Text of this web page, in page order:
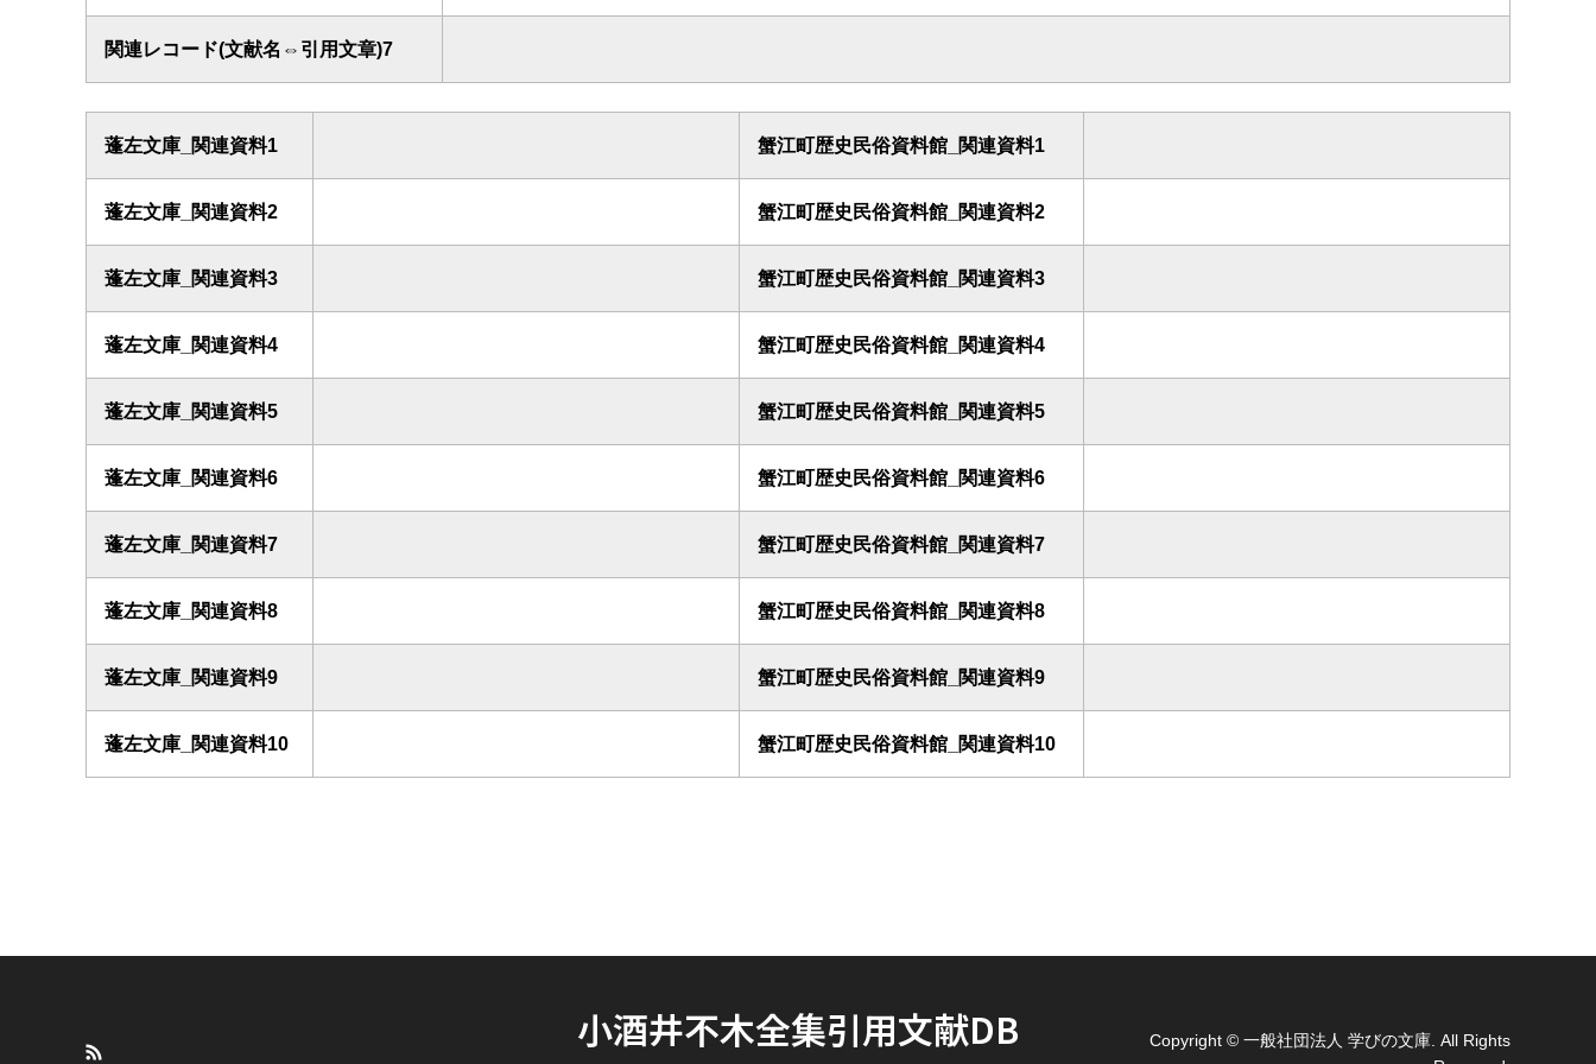
関連レコード(文献名⇔引用文章)7
蓬左文庫_関連資料1 蟹江町歴史民俗資料館_関連資料1
蓬左文庫_関連資料2 蟹江町歴史民俗資料館_関連資料2
蓬左文庫_関連資料3 蟹江町歴史民俗資料館_関連資料3
蓬左文庫_関連資料4 蟹江町歴史民俗資料館_関連資料4
蓬左文庫_関連資料5 蟹江町歴史民俗資料館_関連資料5
蓬左文庫_関連資料6 蟹江町歴史民俗資料館_関連資料6
蓬左文庫_関連資料7 蟹江町歴史民俗資料館_関連資料7
蓬左文庫_関連資料8 蟹江町歴史民俗資料館_関連資料8
蓬左文庫_関連資料9 蟹江町歴史民俗資料館_関連資料9
蓬左文庫_関連資料10 蟹江町歴史民俗資料館_関連資料10
小酒井不木全集引用文献DB Copyright © 一般社団法人 学びの文庫. All Rights